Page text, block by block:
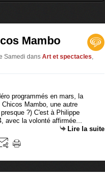
Mambo
Samedi dans Art et spectacles,
programmés en mars, la
Mambo, une autre
?) C'est à Philippe
avec la volonté affirmée...
Lire la suite